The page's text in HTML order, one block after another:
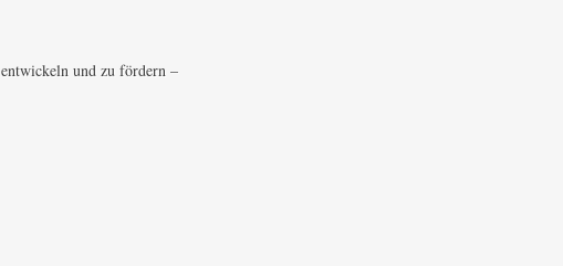
und zu fördern –